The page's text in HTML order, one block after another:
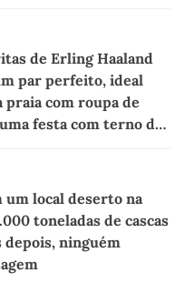
de Erling Haaland
par perfeito, ideal
praia com roupa de
festa com terno de
um local deserto na
toneladas de cascas
depois, ninguém